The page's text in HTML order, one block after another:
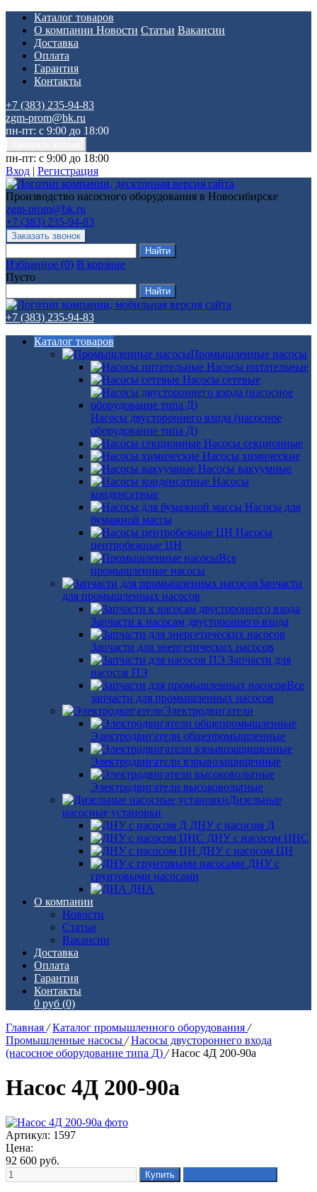
Каталог товаров
О компании Новости Статьи Вакансии
Доставка
Оплата
Гарантия
Контакты
+7 (383) 235-94-83
zgm-prom@bk.ru
пн-пт: с 9:00 до 18:00
пн-пт: с 9:00 до 18:00
Вход | Регистрация
Производство насосного оборудования в Новосибирске
zgm-prom@bk.ru
+7 (383) 235-94-83
Избранное (0) В корзине
Пусто
+7 (383) 235-94-83
Каталог товаров
Промышленные насосы
Насосы питательные
Насосы сетевые
Насосы двустороннего входа (насосное
оборудование типа Д)
Насосы секционные
Насосы химические
Насосы вакуумные
Насосы
конденсатные
Насосы для
бумажной массы
Насосы
центробежные ЦН
Все
промышленные насосы
Запчасти
для промышленных насосов
Запчасти к насосам двустороннего входа
Запчасти для энергетических насосов
Запчасти для
насосов ПЭ
Все
запчасти для промышленных насосов
Электродвигатели
Электродвигатели общепромышленные
Электродвигатели взрывозащищенные
Электродвигатели высоковольтные
Дизельные
насосные установки
ДНУ с насосом Д
ДНУ с насосом ЦНС
ДНУ с насосом ЦН
ДНУ с
грунтовыми насосами
ДНА
О компании
Новости
Статьи
Вакансии
Доставка
Оплата
Гарантия
Контакты
0 руб (0)
Главная / Каталог промышленного оборудования /
Промышленные насосы / Насосы двустороннего входа
(насосное оборудование типа Д) / Насос 4Д 200-90а
Насос 4Д 200-90а
Артикул: 1597
Цена:
92 600 руб.